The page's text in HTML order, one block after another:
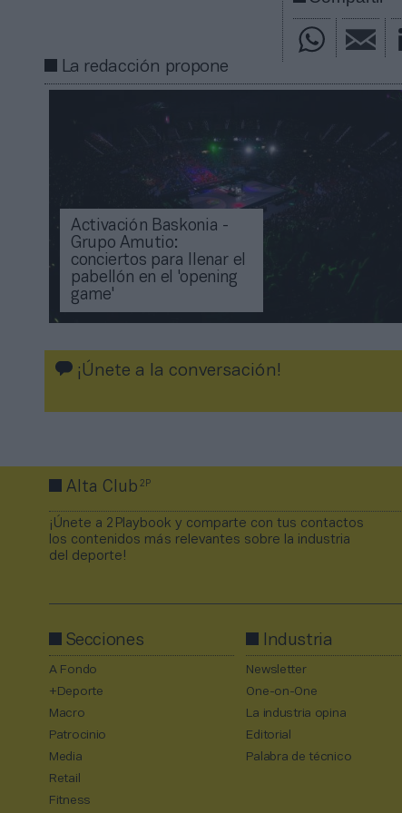
La redacción propone
Activación Baskonia -
Grupo Amutio:
conciertos para llenar el
pabellón en el 'opening
game'
¡Únete a la conversación!
Alta Club2P
¡Únete a 2Playbook y comparte con tus contactos
los contenidos más relevantes sobre la industria
del deporte!
Secciones
A Fondo
+Deporte
Macro
Patrocinio
Media
Retail
Fitness
Industria
Newsletter
One-on-One
La industria opina
Editorial
Palabra de técnico